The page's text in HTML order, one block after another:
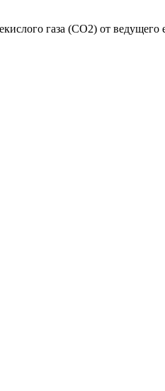
газа (СО2) от ведущего